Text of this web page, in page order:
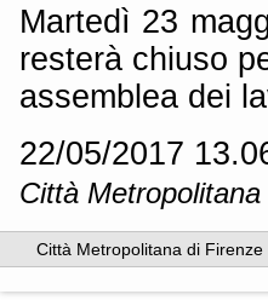
Martedì 23
resterà chiuso
assemblea dei
22/05/2017
Città
Città Metropolitana di Firenze